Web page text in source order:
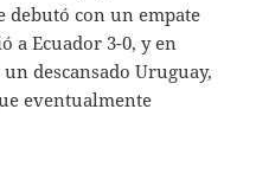
debutó con un empate
a Ecuador 3-0, y en
descansado Uruguay,
eventualmente